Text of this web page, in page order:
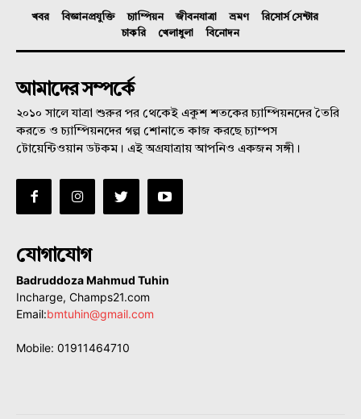
খবর বিজ্ঞানপ্রযুক্তি চ্যাম্পিয়ন জীবনযাত্রা ভ্রমণ
রিসোর্স সেন্টার
চাকরি
খেলাধুলা বিনোদন
আমাদের সম্পর্কে
২০১০ সালে যাত্রা শুরুর পর থেকেই একুশ শতকের চ্যাম্পিয়নদের তৈরি
করতে ও চ্যাম্পিয়নদের গল্প শোনাতে কাজ করছে চ্যাম্পস
টোয়েন্টিওয়ান ডটকম। এই অগ্রযাত্রায় আপনিও একজন সঙ্গী।
যোগাযোগ
Badruddoza Mahmud Tuhin
Incharge, Champs21.com
Email:bmtuhin@gmail.com
Mobile: 01911464710